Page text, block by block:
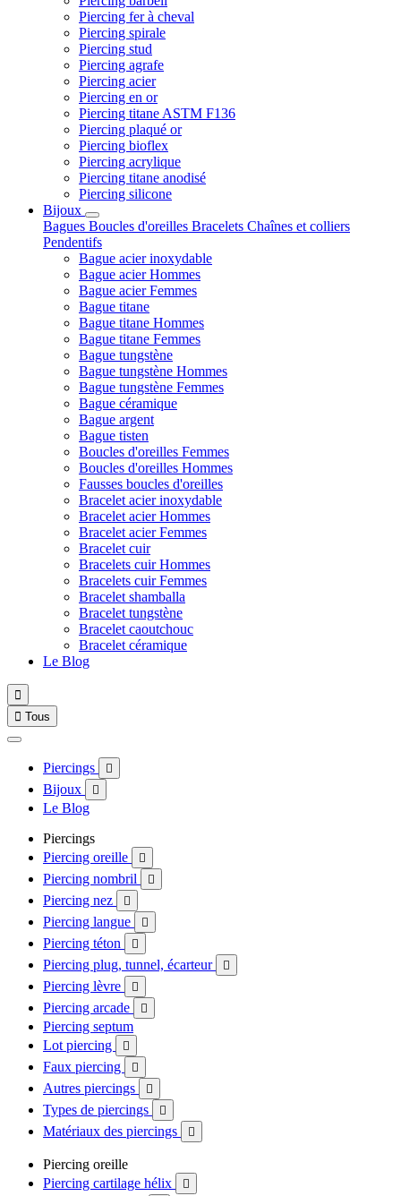
Piercing fer à cheval
Piercing spirale
Piercing stud
Piercing agrafe
Piercing acier
Piercing en or
Piercing titane ASTM F136
Piercing plaqué or
Piercing bioflex
Piercing acrylique
Piercing titane anodisé
Piercing silicone
Bijoux
Bagues Boucles d'oreilles Bracelets Chaînes et colliers
Pendentifs
Bague acier inoxydable
Bague acier Hommes
Bague acier Femmes
Bague titane
Bague titane Hommes
Bague titane Femmes
Bague tungstène
Bague tungstène Hommes
Bague tungstène Femmes
Bague céramique
Bague argent
Bague tisten
Boucles d'oreilles Femmes
Boucles d'oreilles Hommes
Fausses boucles d'oreilles
Bracelet acier inoxydable
Bracelet acier Hommes
Bracelet acier Femmes
Bracelet cuir
Bracelets cuir Hommes
Bracelets cuir Femmes
Bracelet shamballa
Bracelet tungstène
Bracelet caoutchouc
Bracelet céramique
Le Blog

 Tous
Piercings 
Bijoux 
Le Blog
Piercings
Piercing oreille

Piercing nombril 
Piercing nez 
Piercing langue 
Piercing téton 
Piercing plug, tunnel, écarteur 
Piercing lèvre 
Piercing arcade 
Piercing septum
Lot piercing

Faux piercing 
Autres piercings 
Types de piercings 
Matériaux des piercings 
Piercing oreille
Piercing cartilage hélix
